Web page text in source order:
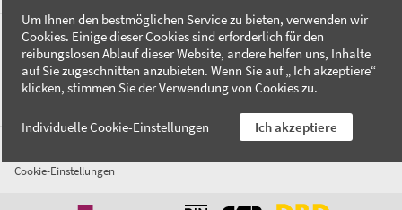
FAQ
Kontakt
Datenschutzerklärung
Cookie-Einstellungen
Um Ihnen den bestmöglichen Service zu bieten, verwenden wir
Cookies. Einige dieser Cookies sind erforderlich für den
reibungslosen Ablauf dieser Website, andere helfen uns, Inhalte
auf Sie zugeschnitten anzubieten. Wenn Sie auf „ Ich akzeptiere“
klicken, stimmen Sie der Verwendung von Cookies zu.
Individuelle Cookie-Einstellungen Ich akzeptiere